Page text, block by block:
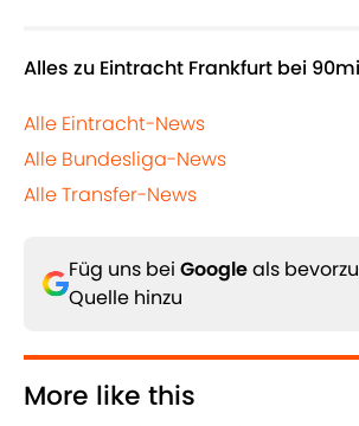
Alles zu Eintracht Frankfurt bei
Alle Eintracht-News
Alle Bundesliga-News
Alle Transfer-News
Füg uns bei Googleals
Quelle hinzu
More like this